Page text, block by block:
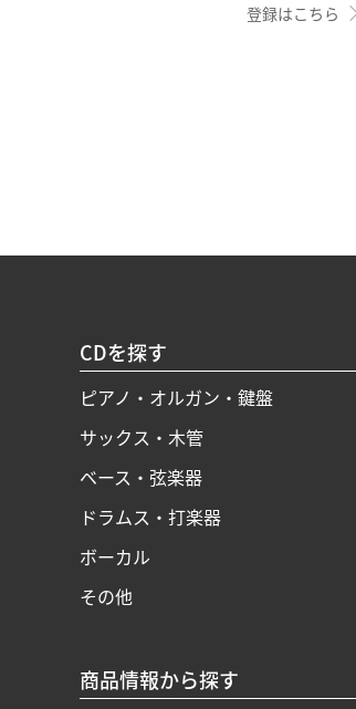
登録はこちら
CDを探す
ピアノ・オルガン・鍵盤
サックス・木管
ベース・弦楽器
ドラムス・打楽器
ボーカル
その他
商品情報から探す